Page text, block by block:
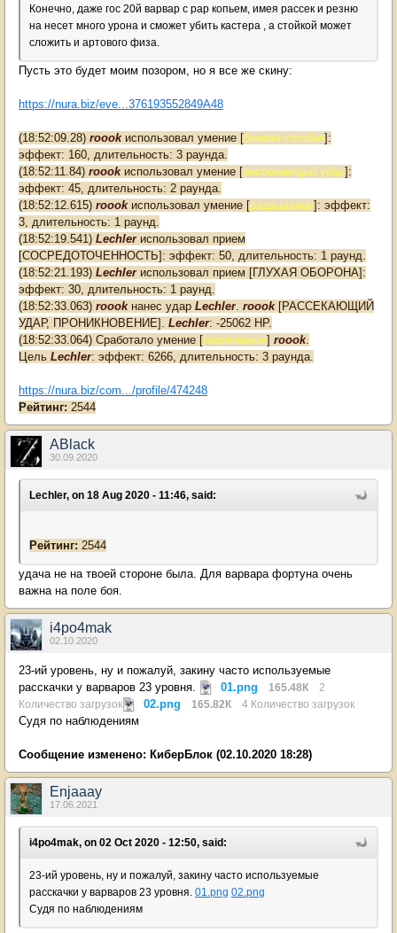
Конечно, даже гос 20й варвар с рар копьем, имея рассек и резню
на несет много урона и сможет убить кастера , а стойкой может
сложить и артового физа.
Пусть это будет моим позором, но я все же скину:
https://nura.biz/eve...376193552849A48
(18:52:09.28) roook использовал умение [боевая стойка]:
эффект: 160, длительность: 3 раунда.
(18:52:11.84) roook использовал умение [рассекающий удар]:
эффект: 45, длительность: 2 раунда.
(18:52:12.615) roook использовал умение [разрывание]: эффект:
3, длительность: 1 раунд.
(18:52:19.541) Lechler использовал прием
[CОСРЕДОТОЧЕННОСТЬ]: эффект: 50, длительность: 1 раунд.
(18:52:21.193) Lechler использовал прием [ГЛУХАЯ ОБОРОНА]:
эффект: 30, длительность: 1 раунд.
(18:52:33.063) roook нанес удар Lechler roook [РАССЕКАЮЩИЙ
УДАР, ПРОНИКНОВЕНИЕ]. Lechler: -25062 HP.
(18:52:33.064) Сработало умение [разрывание] roook
Цель Lechler: эффект: 6266, длительность: 3 раунда.
https://nura.biz/com.../profile/474248
Рейтинг: 2544
ABlack
30.09.2020
Lechler, on 18 Aug 2020 - 11:46, said:
Рейтинг: 2544
удача не на твоей стороне была. Для варвара фортуна очень
важна на поле боя.
i4po4mak
02.10.2020
23-ий уровень, ну и пожалуй, закину часто используемые
расскачки у варваров 23 уровня.
01.png 165.48К
2
Количество загрузок
02.png 165.82К 4 Количество загрузок
Судя по наблюдениям
Сообщение изменено: КиберБлок (02.10.2020 18:28)
Enjaaay
17.06.2021
i4po4mak, on 02 Oct 2020 - 12:50, said:
23-ий уровень, ну и пожалуй, закину часто используемые
расскачки у варваров 23 уровня. 01.png 02.png
Судя по наблюдениям